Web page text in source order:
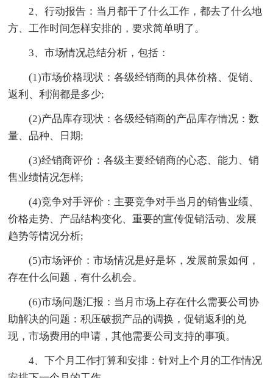
2、行动报告：当月都干了什么工作，都去了什么地
方、工作时间怎样安排的，要求简单明了。
3、市场情况总结分析，包括：
(1)市场价格现状：各级经销商的具体价格、促销、
返利、利润都是多少;
(2)产品库存现状：各级经销商的产品库存情况：数
量、品种、日期;
(3)经销商评价：各级主要经销商的心态、能力、销
售业绩情况怎样;
(4)竞争对手评价：主要竞争对手当月的销售业绩、
价格走势、产品结构变化、重要的宣传促销活动、发展
趋势等情况分析;
(5)市场评价：市场情况是好是坏，发展前景如何，
存在什么问题，有什么机会。
(6)市场问题汇报：当月市场上存在什么需要公司协
助解决的问题：积压破损产品的调换，促销返利的兑
现，市场费用的申请，其他需要公司支持的事项。
4、下个月工作打算和安排：针对上个月的工作情况